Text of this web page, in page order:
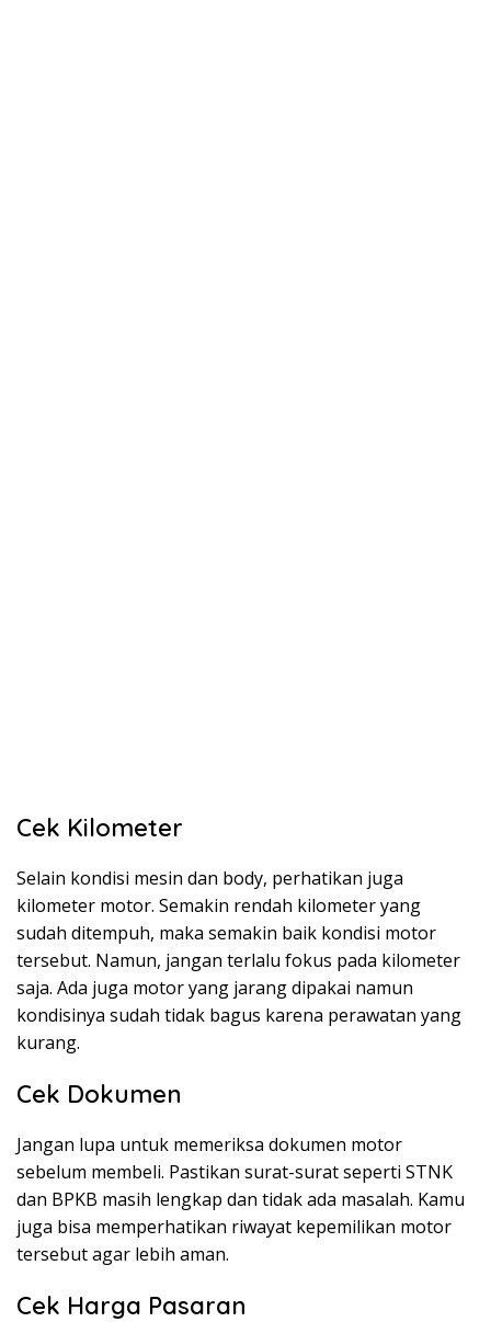
Cek Kilometer
Selain kondisi mesin dan body, perhatikan juga
kilometer motor. Semakin rendah kilometer yang
sudah ditempuh, maka semakin baik kondisi motor
tersebut. Namun, jangan terlalu fokus pada kilometer
saja. Ada juga motor yang jarang dipakai namun
kondisinya sudah tidak bagus karena perawatan yang
kurang.
Cek Dokumen
Jangan lupa untuk memeriksa dokumen motor
sebelum membeli. Pastikan surat-surat seperti STNK
dan BPKB masih lengkap dan tidak ada masalah. Kamu
juga bisa memperhatikan riwayat kepemilikan motor
tersebut agar lebih aman.
Cek Harga Pasaran